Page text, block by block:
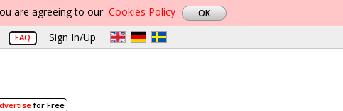
are agreeing to our Cookies Policy
FAQ Sign In/Up
for Free